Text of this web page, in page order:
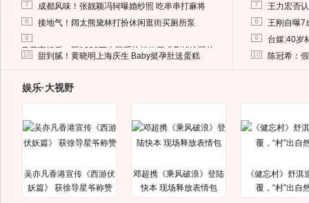
7 成都风味！张靓颖冯轲曝婚纱照 吃串串打麻将
8 接地气！阔太熊黛林打扮休闲逛街买厕所泵
9
马蓉离婚后，砸1000万人民币给媒体要求删掉这照片
10 甜到腻！黄晓明上海庆生 Baby挺孕肚送蛋糕
7 王力宏否
8 王刚自曝7
9 台媒:40岁
10 陈冠希：
娱乐·大视野
吴亦凡香港宣传《西游伏
妖篇》 获徐导星爷称赞
邓超携《乘风破浪》登陆
快本 现场释放表情包
《健忘村》舒淇
覆，“村”出自